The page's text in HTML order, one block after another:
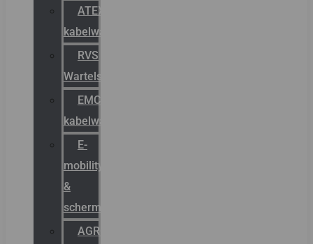
ATEX
kabelwartels
RVS
Wartels
EMC
kabelwartels
E-
mobility
&
schermstromen
AGRO